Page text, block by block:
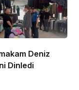
Deniz
Dinledi